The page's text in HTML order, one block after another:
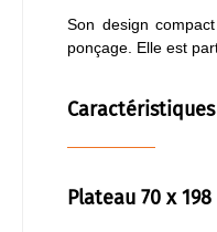
Son design
ponçage. Elle est
Plateau 70 x